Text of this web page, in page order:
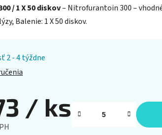
/ 1 X 50 diskov– Nitrofurantoin 300 –
Balenie: 1 X 50 diskov.
2 - 4 týždne
/ ks